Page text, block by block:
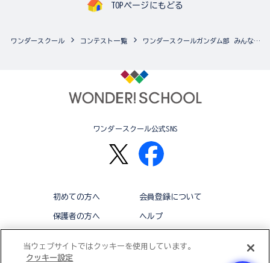
TOPページにもどる
ワンダースクール コンテスト一覧 ワンダースクールガンダム部 みんなのアルバム
ワンダースクール公式SNS
初めての方へ 会員登録について
保護者の方へ ヘルプ
当ウェブサイトではクッキーを使用しています。
クッキー設定